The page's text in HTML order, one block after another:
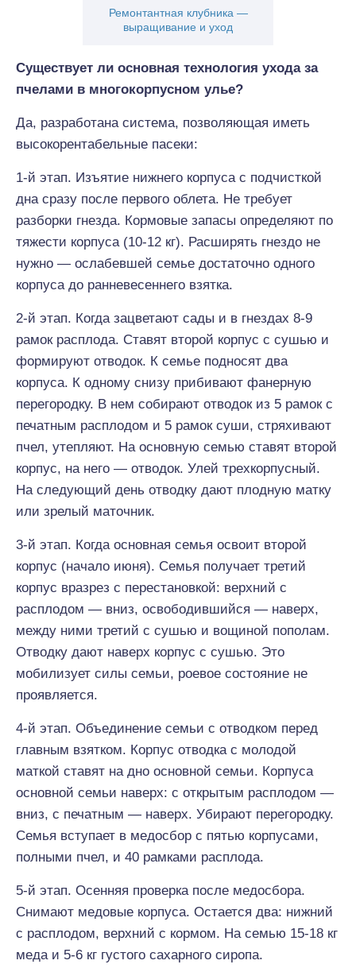
Ремонтантная клубника —
выращивание и уход
Существует ли основная технология ухода за
пчелами в многокорпусном улье?
Да, разработана система, позволяющая иметь
высокорентабельные пасеки:
1-й этап. Изъятие нижнего корпуса с подчисткой
дна сразу после первого облета. Не требует
разборки гнезда. Кормовые запасы определяют по
тяжести корпуса (10-12 кг). Расширять гнездо не
нужно — ослабевшей семье достаточно одного
корпуса до ранневесеннего взятка.
2-й этап. Когда зацветают сады и в гнездах 8-9
рамок расплода. Ставят второй корпус с сушью и
формируют отводок. К семье подносят два
корпуса. К одному снизу прибивают фанерную
перегородку. В нем собирают отводок из 5 рамок с
печатным расплодом и 5 рамок суши, стряхивают
пчел, утепляют. На основную семью ставят второй
корпус, на него — отводок. Улей трехкорпусный.
На следующий день отводку дают плодную матку
или зрелый маточник.
3-й этап. Когда основная семья освоит второй
корпус (начало июня). Семья получает третий
корпус вразрез с перестановкой: верхний с
расплодом — вниз, освободившийся — наверх,
между ними третий с сушью и вощиной пополам.
Отводку дают наверх корпус с сушью. Это
мобилизует силы семьи, роевое состояние не
проявляется.
4-й этап. Объединение семьи с отводком перед
главным взятком. Корпус отводка с молодой
маткой ставят на дно основной семьи. Корпуса
основной семьи наверх: с открытым расплодом —
вниз, с печатным — наверх. Убирают перегородку.
Семья вступает в медосбор с пятью корпусами,
полными пчел, и 40 рамками расплода.
5-й этап. Осенняя проверка после медосбора.
Снимают медовые корпуса. Остается два: нижний
с расплодом, верхний с кормом. На семью 15-18 кг
меда и 5-6 кг густого сахарного сиропа.